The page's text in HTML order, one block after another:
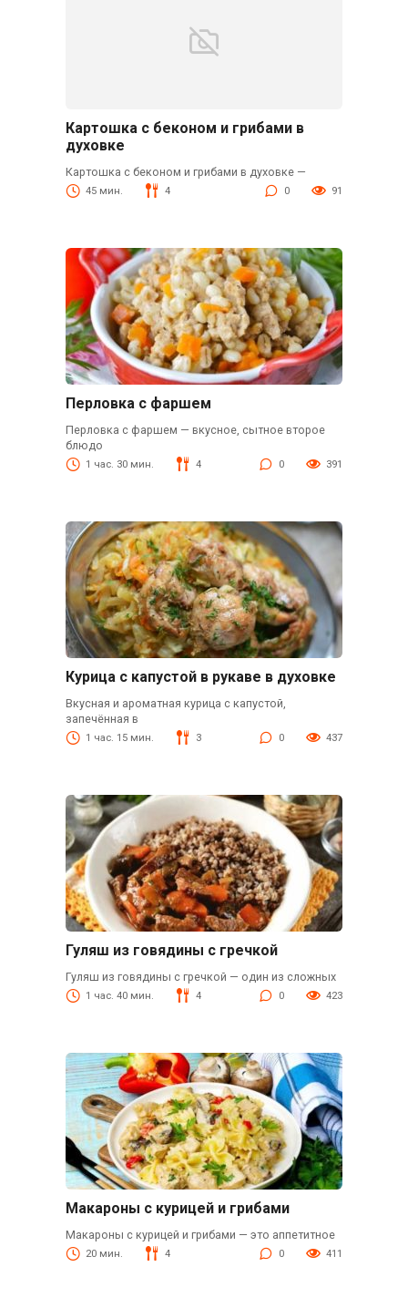
Картошка с беконом и грибами в
духовке
Картошка с беконом и грибами в духовке —
45 мин. 4 0 91
Перловка с фаршем
Перловка с фаршем — вкусное, сытное второе
блюдо
1 час. 30 мин. 4 0 391
Курица с капустой в рукаве в духовке
Вкусная и ароматная курица с капустой,
запечённая в
1 час. 15 мин. 3 0 437
Гуляш из говядины с гречкой
Гуляш из говядины с гречкой — один из сложных
1 час. 40 мин. 4 0 423
Макароны с курицей и грибами
Макароны с курицей и грибами — это аппетитное
20 мин. 4 0 411